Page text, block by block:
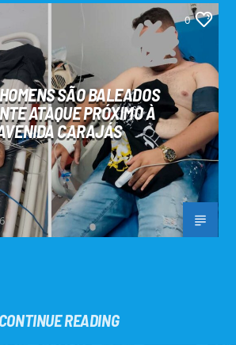
0
SÃO BALEADOS
ATAQUE PRÓXIMO À
CARAJÁS
CONTINUE READING